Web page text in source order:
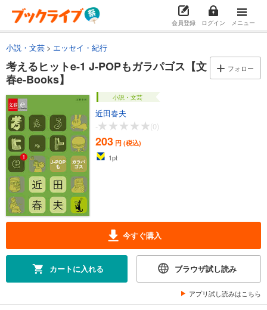
会員登録 ログイン メニュー
小説・文芸 エッセイ・紀行
考えるヒットe-1 J-POPもガラパゴス【文
春e-Books】
フォロー
小説・文芸
近田春夫
-
(0)
203 円 (税込)
1pt
今すぐ購入
カートに入れる ブラウザ試し読み
アプリ試し読みはこちら